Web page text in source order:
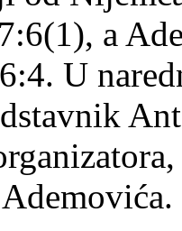
a
U